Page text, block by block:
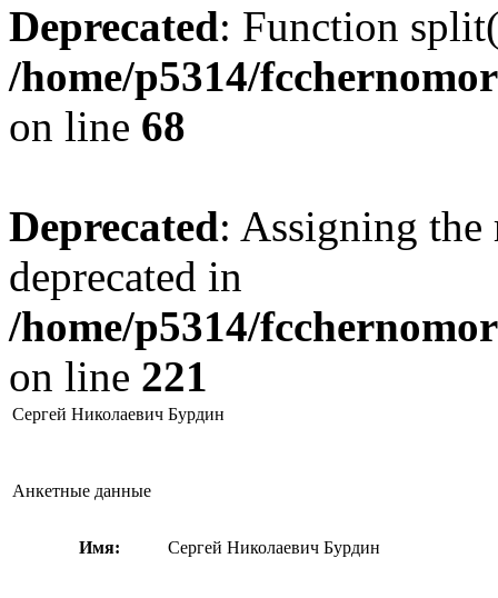
Deprecated: Function
/home/p5314/
on line 68
Deprecated: Assigning the
deprecated in
/home/p5314/
on line 221
Сергей Николаевич Бурдин
Анкетные данные
Имя: Сергей Николаевич Бурдин